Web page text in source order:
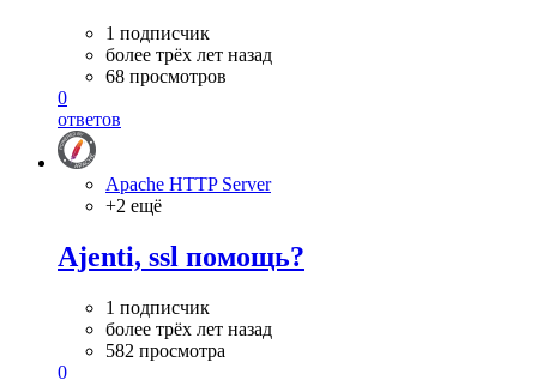
1 подписчик
более трёх лет назад
68 просмотров
0
ответов
Apache HTTP Server
+2 ещё
Ajenti, ssl помощь?
1 подписчик
более трёх лет назад
582 просмотра
0